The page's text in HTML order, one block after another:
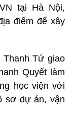
tại Hà Nội,
điểm để xây
Thanh Tứ giao
Quyết làm
học viện với
sơ dự án, vận